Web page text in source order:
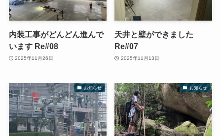
内装工事がどんどん進んで
います Re#08
2025年11月26日
天井と壁ができました
Re#07
2025年11月13日
お知らせ お知らせ